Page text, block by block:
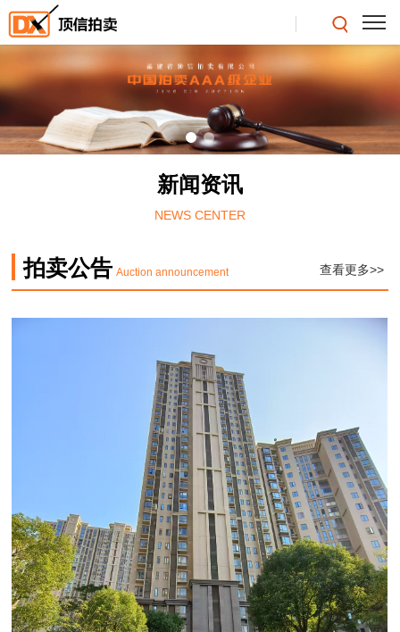
新闻资讯
NEWS CENTER
拍卖公告 Auction announcement 查看更多>>